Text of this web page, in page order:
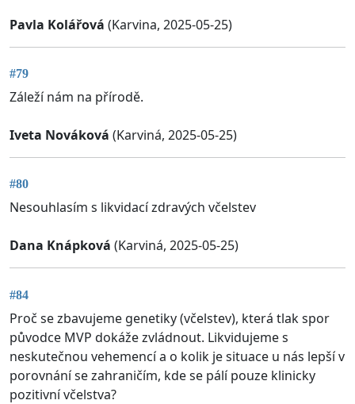
Pavla Kolářová (Karvina, 2025-05-25)
#79
Záleží nám na přírodě.
Iveta Nováková (Karviná, 2025-05-25)
#80
Nesouhlasím s likvidací zdravých včelstev
Dana Knápková (Karviná, 2025-05-25)
#84
Proč se zbavujeme genetiky (včelstev), která tlak spor
původce MVP dokáže zvládnout. Likvidujeme s
neskutečnou vehemencí a o kolik je situace u nás lepší v
porovnání se zahraničím, kde se pálí pouze klinicky
pozitivní včelstva?